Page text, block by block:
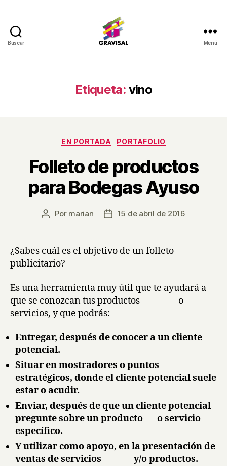
Buscar Menú
Etiqueta: vino
Categorías
EN PORTADA PORTAFOLIO
Folleto de productos
para Bodegas Ayuso
Autor
entrada
Por marian
Fecha
entrada
15 de abril de 2016
¿Sabes cuál es el objetivo de un folleto
publicitario?
Es una herramienta muy útil que te ayudará a
que se conozcan tus productos o
servicios, y que podrás:
Entregar, después de conocer a un cliente
potencial.
Situar en mostradores o puntos
estratégicos, donde el cliente potencial suele
estar o acudir.
Enviar, después de que un cliente potencial
pregunte sobre un producto o servicio
específico.
Y utilizar como apoyo, en la presentación de
ventas de servicios y/o productos.